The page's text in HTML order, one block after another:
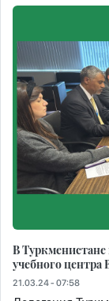
В Туркменистане
учебного
21.03.24 - 07:58